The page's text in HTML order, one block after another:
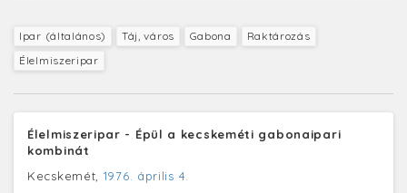
Ipar (általános) Táj, város Gabona
Raktározás
Élelmiszeripar
Élelmiszeripar - Épül a kecskeméti gabonaipari
kombinát
Kecskemét, 1976. április 4.